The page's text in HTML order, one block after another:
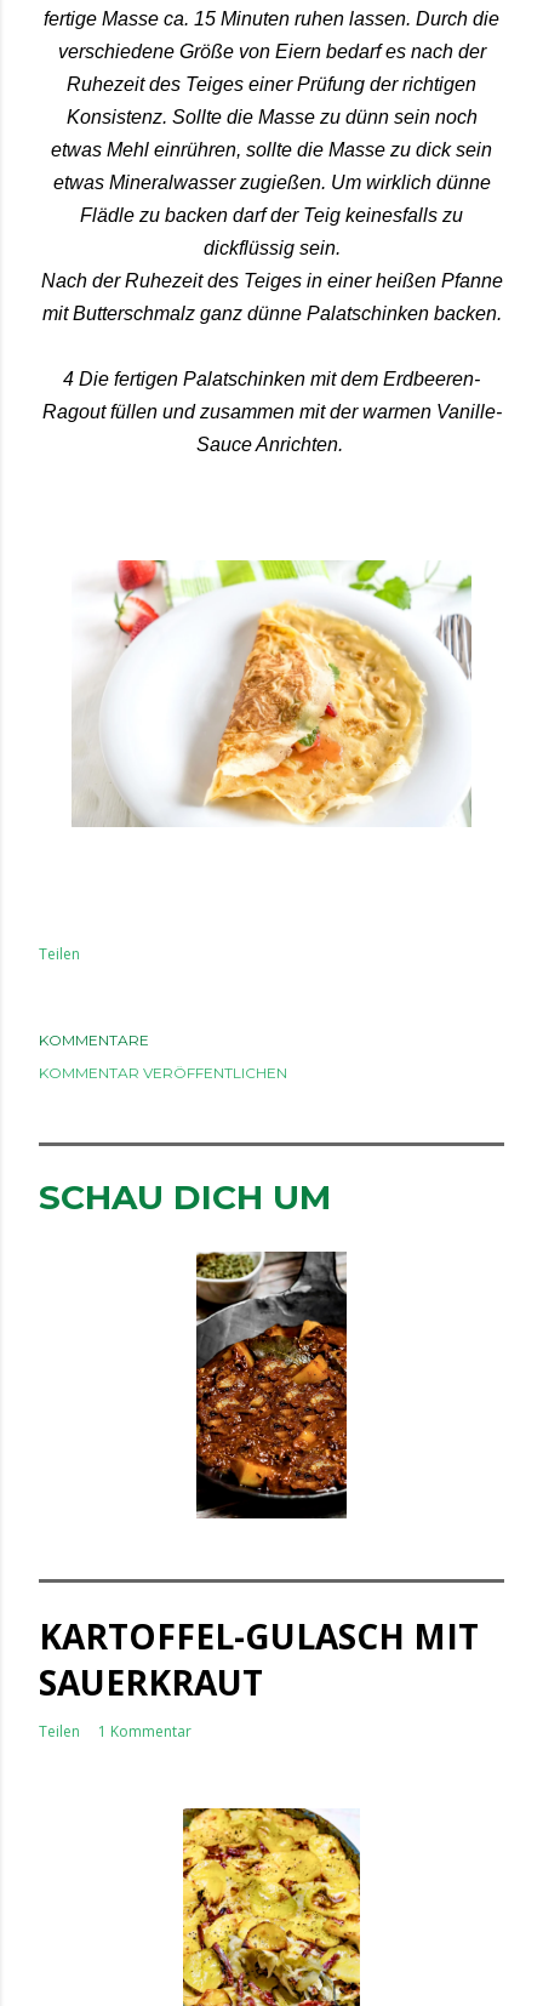
fertige Masse ca. 15 Minuten ruhen lassen. Durch die
verschiedene Größe von Eiern bedarf es nach der
Ruhezeit des Teiges einer Prüfung der richtigen
Konsistenz. Sollte die Masse zu dünn sein noch
etwas Mehl einrühren, sollte die Masse zu dick sein
etwas Mineralwasser zugießen. Um wirklich dünne
Flädle zu backen darf der Teig keinesfalls zu
dickflüssig sein.
Nach der Ruhezeit des Teiges in einer heißen Pfanne
mit Butterschmalz ganz dünne Palatschinken backen.
4 Die fertigen Palatschinken mit dem Erdbeeren-
Ragout füllen und zusammen mit der warmen Vanille-
Sauce Anrichten.
Teilen
KOMMENTARE
KOMMENTAR VERÖFFENTLICHEN
SCHAU DICH UM
KARTOFFEL-GULASCH MIT
SAUERKRAUT
Teilen 1 Kommentar